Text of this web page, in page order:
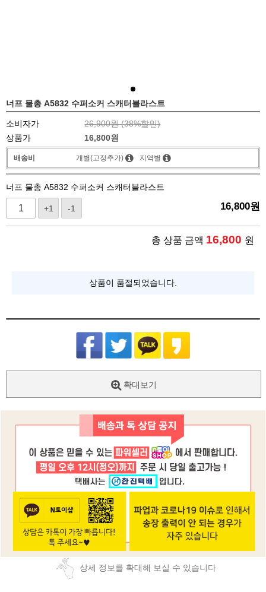
너프 물총 A5832 수퍼소커 스캐터블라스트
소비자가 26,900원 (38%할인)
상품가
16,800원
배송비 개별(고정추가) 지역별
너프 물총 A5832 수퍼소커 스캐터블라스트
+1 -1 16,800원
총 상품 금액 16,800 원
상품이 품절되었습니다.
확대보기
상세 정보를 확대해 보실 수 있습니다